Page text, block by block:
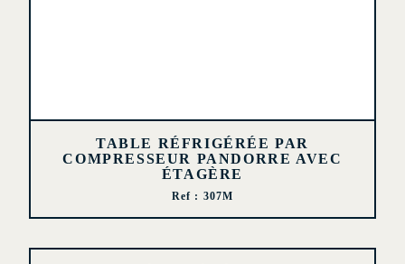
TABLE RÉFRIGÉRÉE PAR
COMPRESSEUR PANDORRE AVEC
ÉTAGÈRE
Ref : 307M